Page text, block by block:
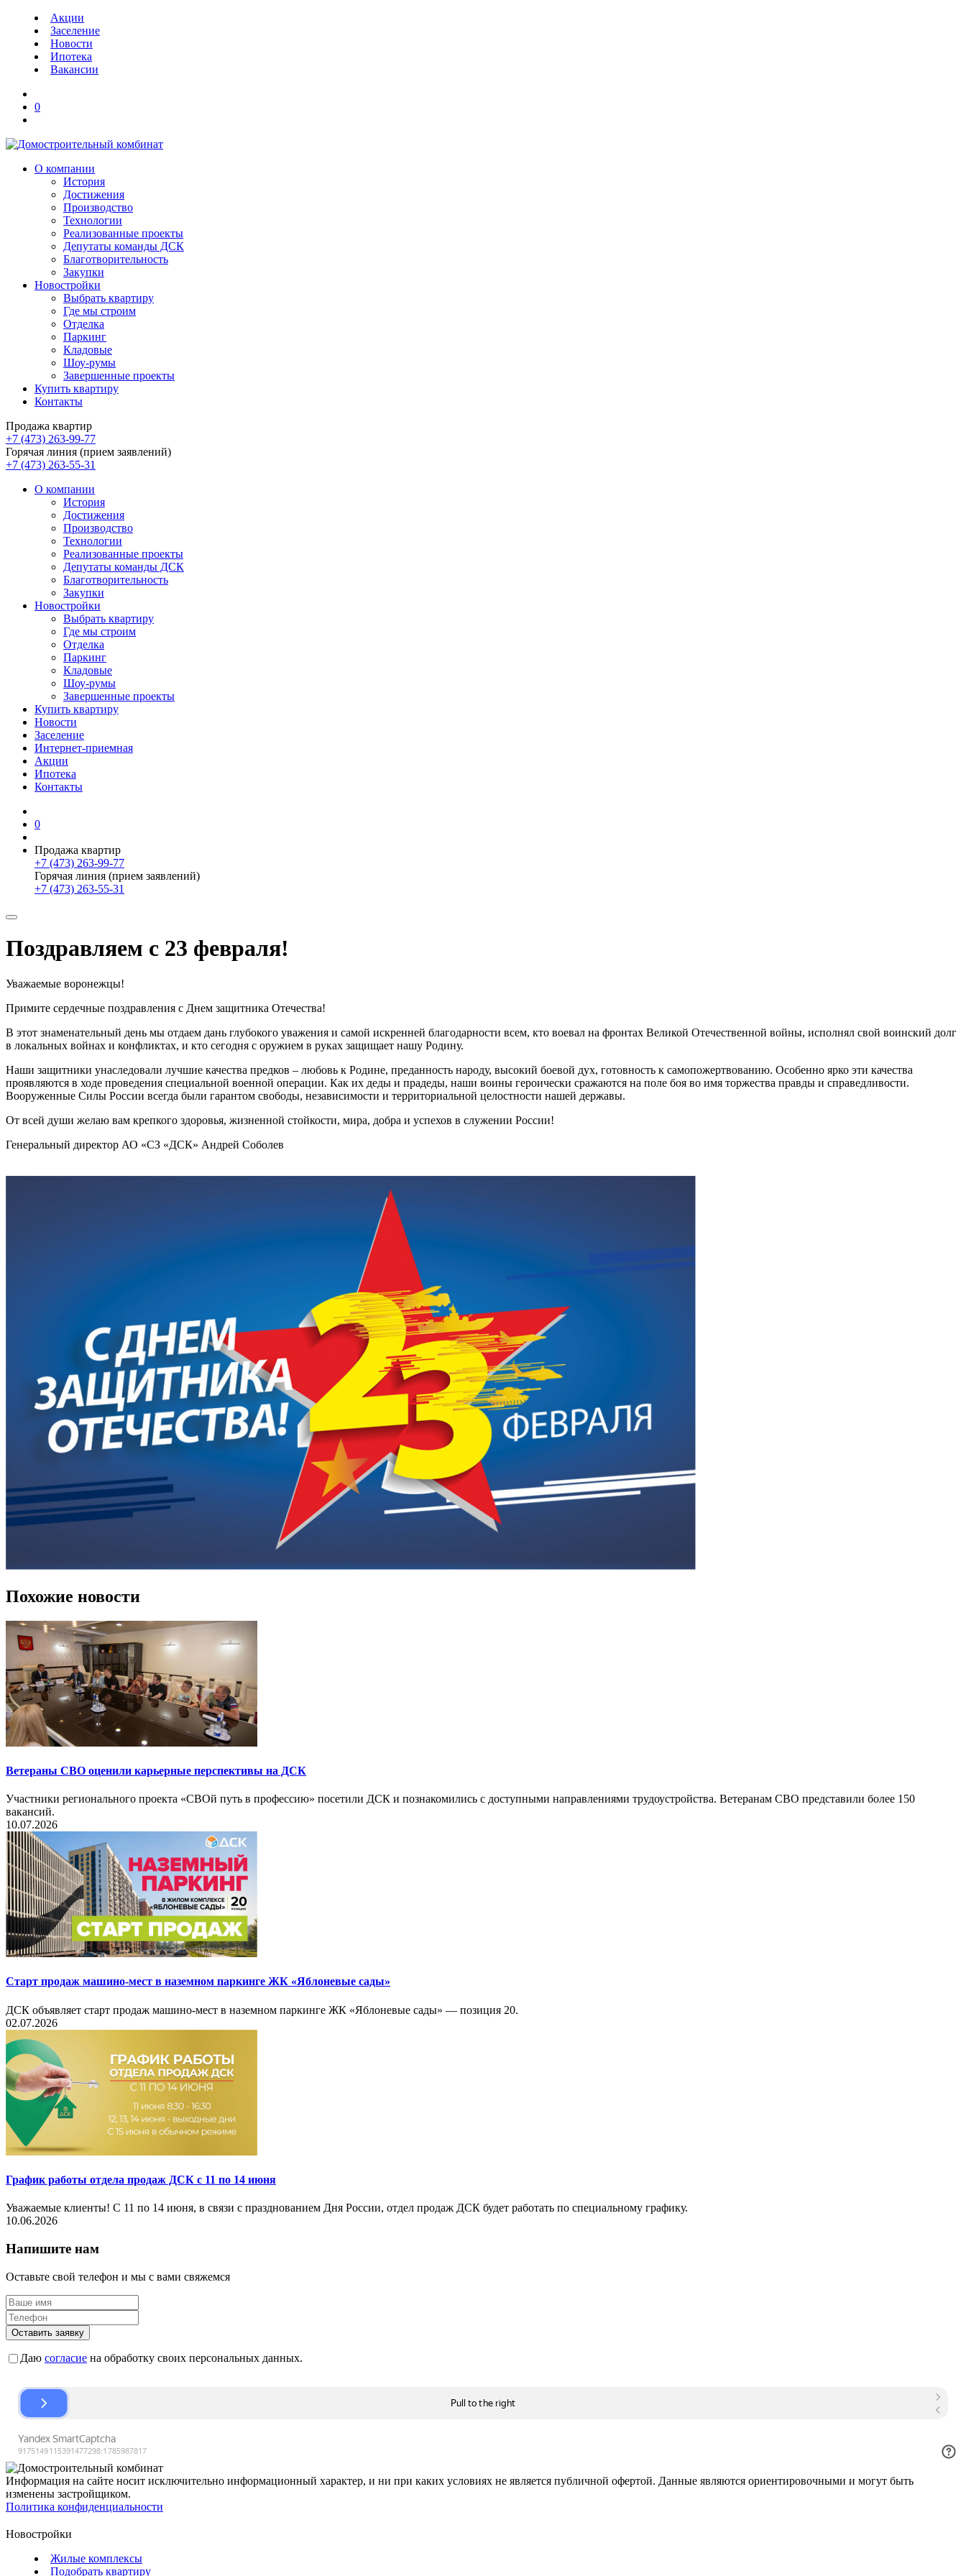
Акции
Заселение
Новости
Ипотека
Вакансии
0
О компании
История
Достижения
Производство
Технологии
Реализованные проекты
Депутаты команды ДСК
Благотворительность
Закупки
Новостройки
Выбрать квартиру
Где мы строим
Отделка
Паркинг
Кладовые
Шоу-румы
Завершенные проекты
Купить квартиру
Контакты
Продажа квартир
+7 (473) 263-99-77
Горячая линия (прием заявлений)
+7 (473) 263-55-31
О компании
История
Достижения
Производство
Технологии
Реализованные проекты
Депутаты команды ДСК
Благотворительность
Закупки
Новостройки
Выбрать квартиру
Где мы строим
Отделка
Паркинг
Кладовые
Шоу-румы
Завершенные проекты
Купить квартиру
Новости
Заселение
Интернет-приемная
Акции
Ипотека
Контакты
0
Продажа квартир
+7 (473) 263-99-77
Горячая линия (прием заявлений)
+7 (473) 263-55-31
Поздравляем с 23 февраля!
Уважаемые воронежцы!
Примите сердечные поздравления с Днем защитника Отечества!
В этот знаменательный день мы отдаем дань глубокого уважения и самой искренней благодарности всем, кто воевал на фронтах Великой Отечественной войны, исполнял свой воинский долг
в локальных войнах и конфликтах, и кто сегодня с оружием в руках защищает нашу Родину.
Наши защитники унаследовали лучшие качества предков – любовь к Родине, преданность народу, высокий боевой дух, готовность к самопожертвованию. Особенно ярко эти качества
проявляются в ходе проведения специальной военной операции. Как их деды и прадеды, наши воины героически сражаются на поле боя во имя торжества правды и справедливости.
Вооруженные Силы России всегда были гарантом свободы, независимости и территориальной целостности нашей державы.
От всей души желаю вам крепкого здоровья, жизненной стойкости, мира, добра и успехов в служении России!
Генеральный директор АО «СЗ «ДСК» Андрей Соболев
Похожие новости
Ветераны СВО оценили карьерные перспективы на ДСК
Участники регионального проекта «СВОй путь в профессию» посетили ДСК и познакомились с доступными направлениями трудоустройства. Ветеранам СВО представили более 150
вакансий.
10.07.2026
Старт продаж машино-мест в наземном паркинге ЖК «Яблоневые сады»
ДСК объявляет старт продаж машино-мест в наземном паркинге ЖК «Яблоневые сады» — позиция 20.
02.07.2026
График работы отдела продаж ДСК с 11 по 14 июня
Уважаемые клиенты! С 11 по 14 июня, в связи с празднованием Дня России, отдел продаж ДСК будет работать по специальному графику.
10.06.2026
Напишите нам
Оставьте свой телефон и мы с вами свяжемся
Оставить заявку
Даю согласие на обработку своих персональных данных.
Информация на сайте носит исключительно информационный характер, и ни при каких условиях не является публичной офертой. Данные являются ориентировочными и могут быть
изменены застройщиком.
Политика конфиденциальности
Новостройки
Жилые комплексы
Подобрать квартиру